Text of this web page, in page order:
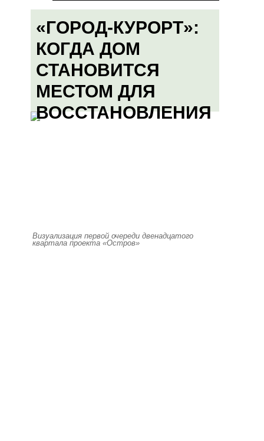
«ГОРОД-КУРОРТ»:
КОГДА ДОМ
СТАНОВИТСЯ
МЕСТОМ ДЛЯ
ВОССТАНОВЛЕНИЯ
Визуализация первой очереди двенадцатого
квартала проекта «Остров»